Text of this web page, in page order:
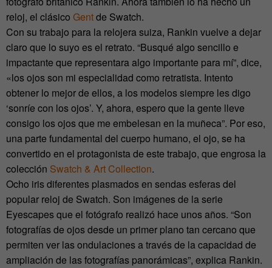
reloj, el clásico Gentde Swatch.
Con su trabajo para la relojera suiza, Rankin vuelve a dejar
claro que lo suyo es el retrato. “Busqué algo sencillo e
impactante que representara algo importante para mí”, dice,
«los ojos son mi especialidad como retratista. Intento
obtener lo mejor de ellos, a los modelos siempre les digo
‘sonríe con los ojos’. Y, ahora, espero que la gente lleve
consigo los ojos que me embelesan en la muñeca”. Por eso,
una parte fundamental del cuerpo humano, el ojo, se ha
convertido en el protagonista de este trabajo, que engrosa la
colección Swatch & Art Collection.
Ocho iris diferentes plasmados en sendas esferas del
popular reloj de Swatch. Son imágenes de la serie
Eyescapes que el fotógrafo realizó hace unos años. “Son
fotografías de ojos desde un primer plano tan cercano que
permiten ver las ondulaciones a través de la capacidad de
ampliación de las fotografías panorámicas”, explica Rankin.